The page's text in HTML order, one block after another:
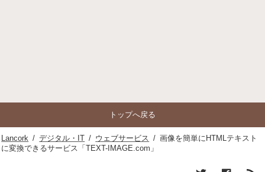
トップへ戻る
Lancork / デジタル・IT / ウェブサービス / 画像を簡単にHTMLテキスト
に変換できるサービス「TEXT-IMAGE.com」